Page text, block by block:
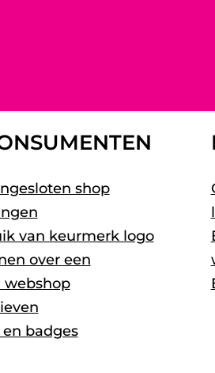
shop
van keurmerk logo
over een
webshop
badges